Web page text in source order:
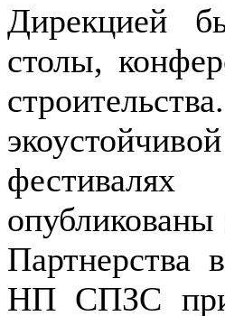
Дирекцией
столы,
Партнерства
НП СПЗС